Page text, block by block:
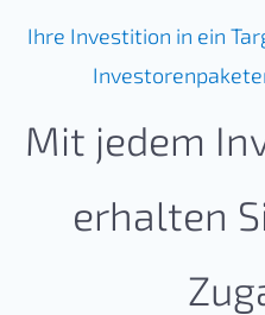
Ihre Investition in ein
Mit jedem
erhalten